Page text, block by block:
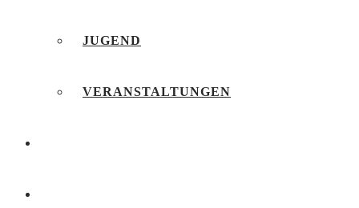
JUGEND
VERANSTALTUNGEN